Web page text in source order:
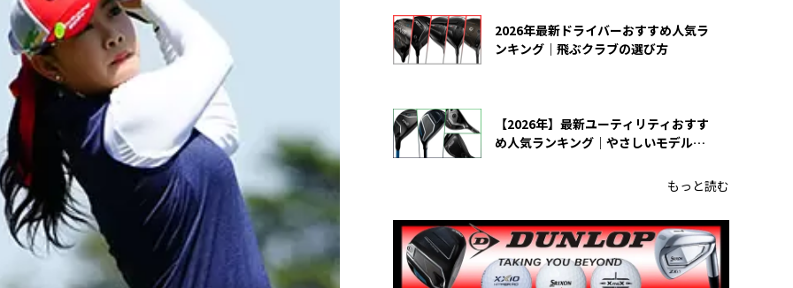
2026年最新ドライバーおすすめ人気ラ
ンキング｜飛ぶクラブの選び方
【2026年】最新ユーティリティおすす
め人気ランキング｜やさしいモデルの
もっと読む